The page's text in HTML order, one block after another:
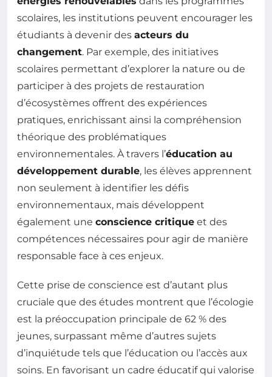
scolaires, les institutions peuvent encourager les
étudiants à devenir des acteurs du
changement. Par exemple, des initiatives
scolaires permettant d’explorer la nature ou de
participer à des projets de restauration
d’écosystèmes offrent des expériences
pratiques, enrichissant ainsi la compréhension
théorique des problématiques
environnementales. À travers l’éducation au
développement durable, les élèves apprennent
non seulement à identifier les défis
environnementaux, mais développent
également une conscience critique et des
compétences nécessaires pour agir de manière
responsable face à ces enjeux.
Cette prise de conscience est d’autant plus
cruciale que des études montrent que l’écologie
est la préoccupation principale de 62 % des
jeunes, surpassant même d’autres sujets
d’inquiétude tels que l’éducation ou l’accès aux
soins. En favorisant un cadre éducatif qui valorise